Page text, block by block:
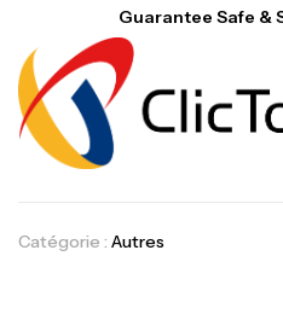
Guarantee Safe &
Catégorie : Autres